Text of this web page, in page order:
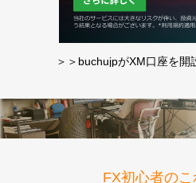
＞＞buchujpがXM口座を開
FX初心者の